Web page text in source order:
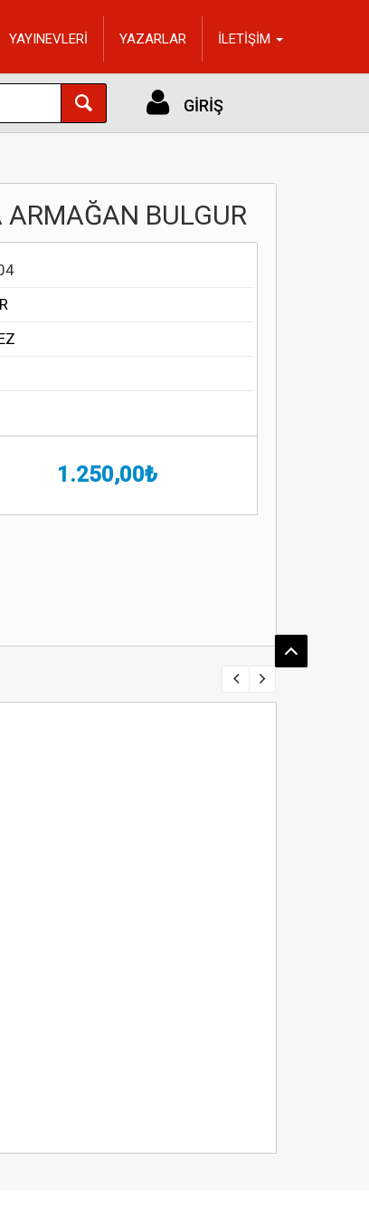
YAYINEVLERİ YAZARLAR İLETİŞİM
GİRİŞ
ARMAĞAN BULGUR
1.250,00₺